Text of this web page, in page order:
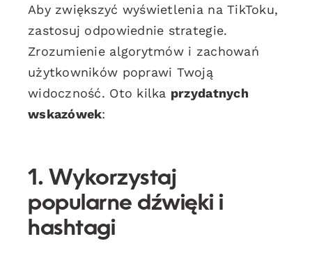
Aby zwiększyć wyświetlenia na TikToku,
zastosuj odpowiednie strategie.
Zrozumienie algorytmów i zachowań
użytkowników poprawi Twoją
widoczność. Oto kilka przydatnych
wskazówek:
1. Wykorzystaj
popularne dźwięki i
hashtagi